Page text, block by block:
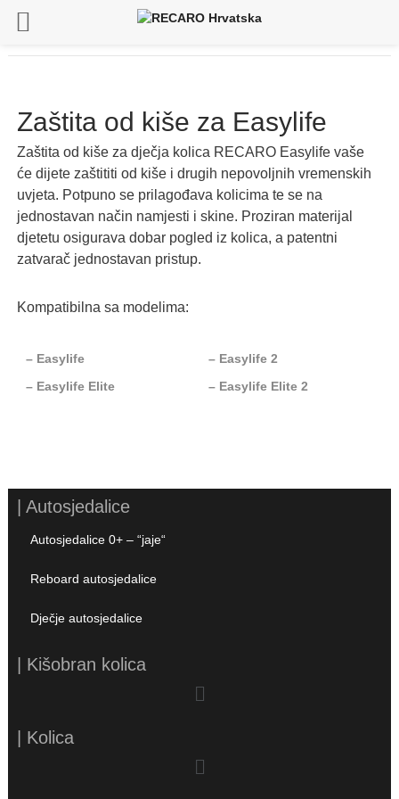
Zaštita od kiše za Easylife
Zaštita od kiše za dječja kolica RECARO Easylife vaše
će dijete zaštititi od kiše i drugih nepovoljnih vremenskih
uvjeta. Potpuno se prilagođava kolicima te se na
jednostavan način namjesti i skine. Proziran materijal
djetetu osigurava dobar pogled iz kolica, a patentni
zatvarač jednostavan pristup.
Kompatibilna sa modelima:
– Easylife
– Easylife 2
– Easylife Elite
– Easylife Elite 2
| Autosjedalice
Autosjedalice 0+ – “jaje“
Reboard autosjedalice
Dječje autosjedalice
| Kišobran kolica
| Kolica